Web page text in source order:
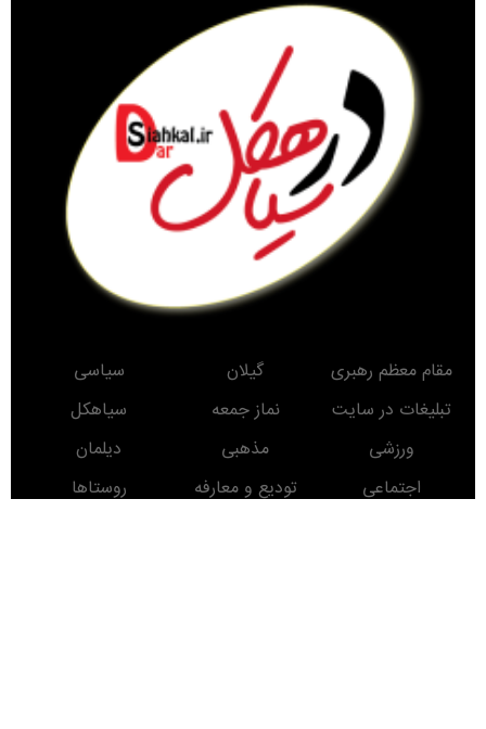
مقام معظم رهبری گیلان
سیاسی
تبلیغات در سایت
نماز جمعه
سیاهکل
ورزشی
مذهبی
دیلمان
اجتماعی
تودیع و معارفه
روستاها